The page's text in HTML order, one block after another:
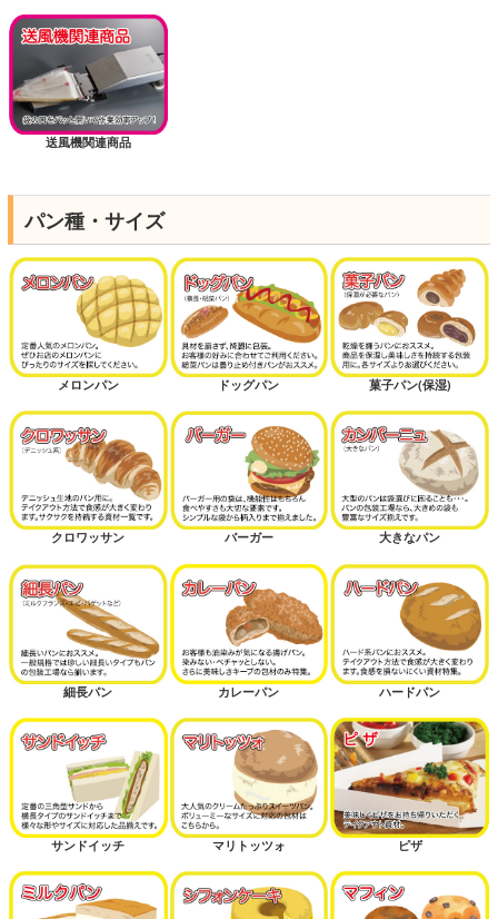
送風機関連商品
パン種・サイズ
メロンパン ドッグパン 菓子パン(保湿)
クロワッサン バーガー 大きなパン
細長パン カレーパン ハードパン
サンドイッチ マリトッツォ ピザ